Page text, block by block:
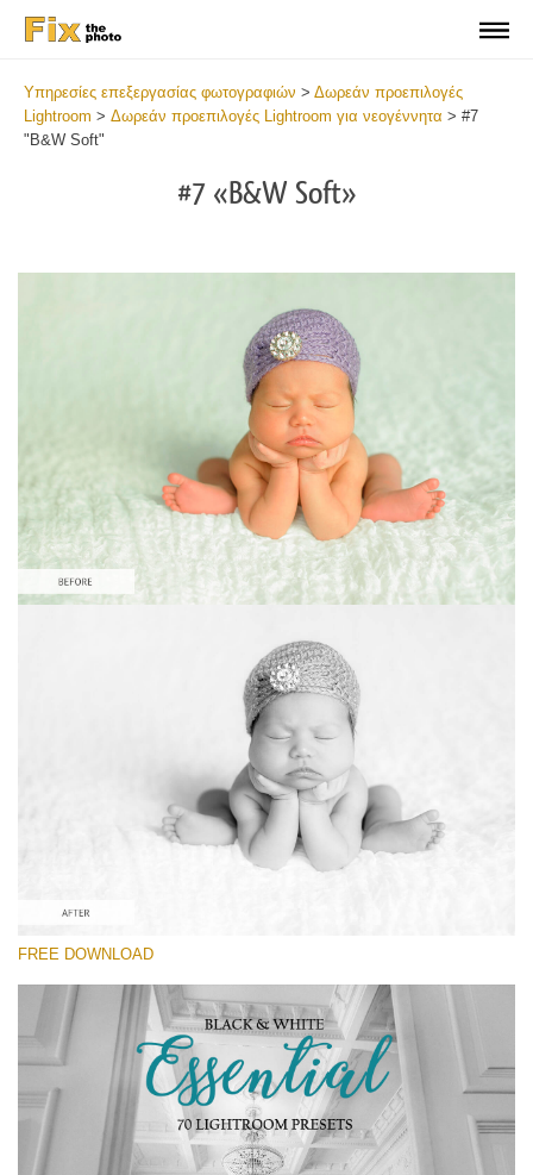
Υπηρεσίες επεξεργασίας φωτογραφιών > Δωρεάν προεπιλογές
Lightroom > Δωρεάν προεπιλογές Lightroom για νεογέννητα > #7
"B&W Soft"
#7 «B&W Soft»
Please select
(400 Lr Presets)
(1432 Lr Presets)
Free download
FREE DOWNLOAD